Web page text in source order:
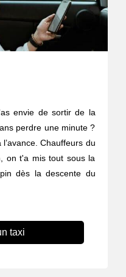
envie de sortir de la
perdre une minute ?
Chauffeurs du
on t'a mis tout sous la
dès la descente du
taxi